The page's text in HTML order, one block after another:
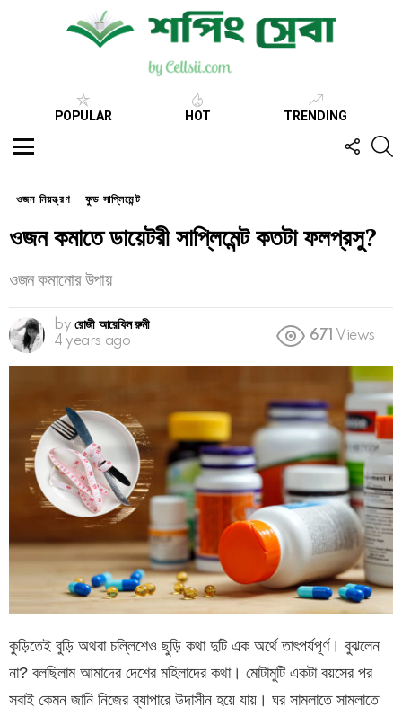
POPULAR HOT TRENDING
Menu
US
ওজন নিয়ন্ত্রণ ফুড সাপ্লিমেন্ট
ওজন কমাতে ডায়েটরী সাপ্লিমেন্ট কতটা ফলপ্রসু?
ওজন কমানোর উপায়
by রোজী আরেফিন রুমী
4 years ago
671 Views
কুড়িতেই বুড়ি অথবা চল্লিশেও ছুড়ি কথা দুটি এক অর্থে তাৎপর্যপূর্ণ। বুঝলেন
না? বলছিলাম আমাদের দেশের মহিলাদের কথা। মোটামুটি একটা বয়সের পর
সবাই কেমন জানি নিজের ব্যাপারে উদাসীন হয়ে যায়। ঘর সামলাতে সামলাতে